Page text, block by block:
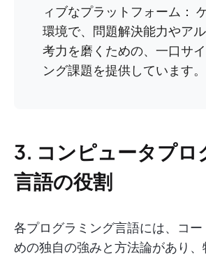
ィブなプラットフォーム：
環境で、問題解決能力やア
考力を磨くための、一口サ
ング課題を提供しています。
3. コンピュータプロ
言語の役割
各プログラミング言語には、コー
めの独自の強みと方法論があり